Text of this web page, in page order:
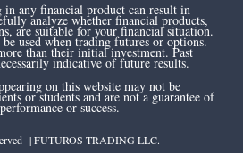
any financial product can result in
analyze whether financial products,
are suitable for your financial situation.
used when trading futures or options.
than their initial investment. Past
indicative of future results.
on this website may not be
or students and are not a guarantee of
or success.
| FUTUROS TRADING LLC.